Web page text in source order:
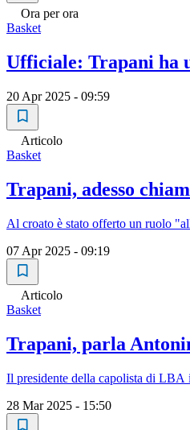
Ora per ora
Basket
Ufficiale: Trapani ha
20 Apr 2025 - 09:59
Articolo
Basket
Trapani, adesso
Al croato è stato offerto un ruolo
07 Apr 2025 - 09:19
Articolo
Basket
Trapani, parla
Il presidente della capolista di LBA
28 Mar 2025 - 15:50